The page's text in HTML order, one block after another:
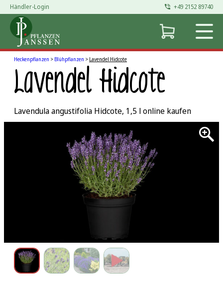
Zum
Inhalt
springen
Händler-Login +49 2152 89740
Heckenpflanzen > Blühpflanzen > Lavendel Hidcote
Lavendel Hidcote
Lavendula angustifolia Hidcote, 1,5 l online kaufen